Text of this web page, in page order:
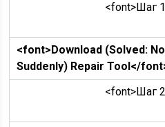
<font>Шаг
<font>Download (Solved:
Suddenly) Repair Tool</
<font>Шаг